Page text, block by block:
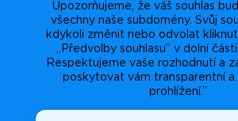
Upozorňujeme, že váš souhlas
všechny naše subdomény. Svůj
kdykoli změnit nebo odvolat
„Předvolby souhlasu” v dolní
Respektujeme vaše rozhodnutí a
poskytovat vám transparentní a
prohlížení.”